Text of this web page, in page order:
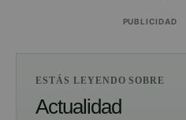
PUBLICIDAD
ESTÁS LEYENDO SOBRE
Actualidad